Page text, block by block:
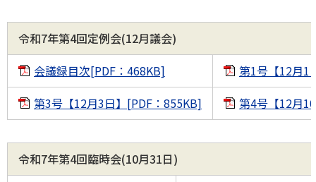
令和7年第4回定例会(12月議会)
会議録目次[PDF：468KB]
第1号【12月1
第3号【12月3日】[PDF：855KB]
第4号【12月
令和7年第4回臨時会(10月31日)